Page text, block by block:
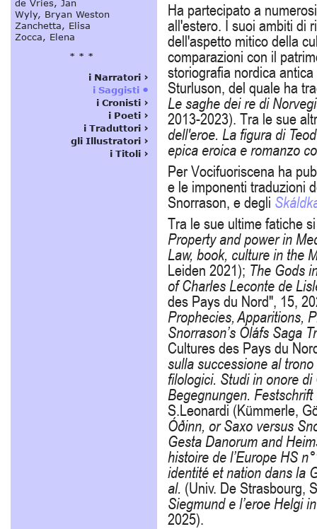
Ha partecipato a
all'estero. I suoi ambiti di
dell'aspetto mitico della
comparazioni con il
storiografia nordica
Sturluson, del quale ha
Le saghe dei re di
2013-2023). Tra le sue
dell'eroe. La figura di
epica eroica e romanzo
Per Vocifuoriscena ha
e le imponenti traduzioni
Snorrason, e degli
Tra le sue ultime fatiche
Property and power in
Law, book, culture in the
Leiden 2021); The Gods
of Charles Leconte de
des Pays du Nord", 15,
Prophecies, Apparitions,
Snorrason’s Óláfs Saga
Cultures des Pays du
sulla successione al
filologici. Studi in onore
Begegnungen.
S.Leonardi (Kümmerle,
Óðinn, or Saxo versus
Gesta Danorum and
histoire de l’Europe HS
identité et nation dans la
al. (Univ. De Strasbourg,
Siegmund e l’eroe Helgi
2025).